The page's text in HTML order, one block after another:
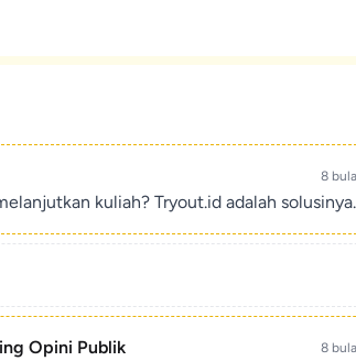
8
kuliah? Tryout.id adalah solusinya.
Opini Publik 8